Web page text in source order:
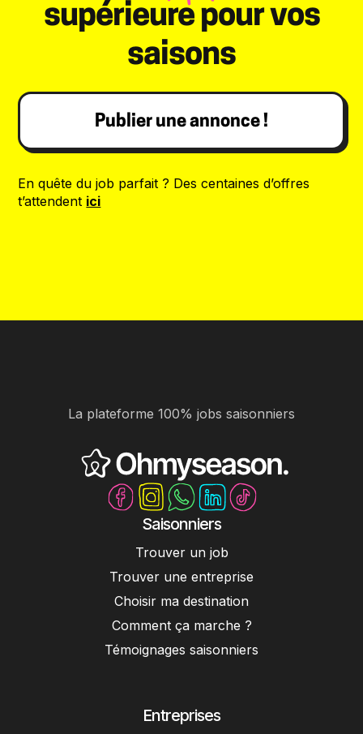
supérieure pour vos
saisons
Publier une annonce !
En quête du job parfait ? Des centaines d’offres
t’attendent ici
La plateforme 100% jobs saisonniers
Saisonniers
Trouver un job
Trouver une entreprise
Choisir ma destination
Comment ça marche ?
Témoignages saisonniers
Entreprises